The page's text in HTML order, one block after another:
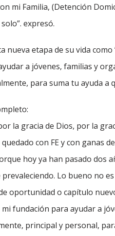
mi Familia, (Detención
expresó.
nueva etapa de su vida
a jóvenes, familias y
para suma tu ayuda a
la gracia de Dios, por la
con FE y con ganas
hoy ya han pasado dos
Lo bueno no
oportunidad o capítulo
fundación para ayudar a
principal y personal,